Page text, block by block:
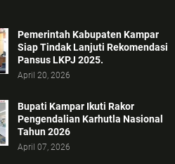
Pemerintah Kabupaten Kampar
Siap Tindak Lanjuti Rekomendasi
Pansus LKPJ 2025.
April 20, 2026
Bupati Kampar Ikuti Rakor
Pengendalian Karhutla Nasional
Tahun 2026
April 07, 2026